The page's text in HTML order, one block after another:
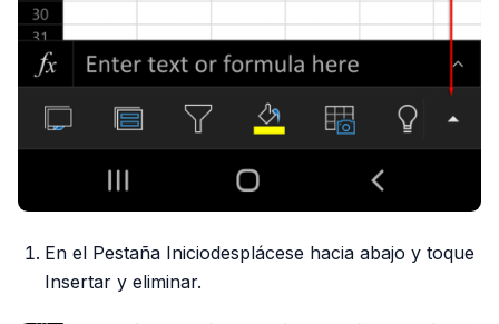
En el Pestaña Iniciodesplácese hacia abajo y toque
Insertar y eliminar.